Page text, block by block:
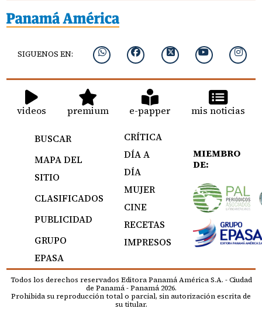
SIGUENOS EN:
videos premium e-papper mis noticias
BUSCAR
MAPA DEL
SITIO
CLASIFICADOS
PUBLICIDAD
GRUPO
EPASA
CRÍTICA
DÍA A
DÍA
MUJER
CINE
RECETAS
IMPRESOS
MIEMBRO
DE:
Todos los derechos reservados Editora Panamá América S.A. - Ciudad
de Panamá - Panamá 2026.
Prohibida su reproducción total o parcial, sin autorización escrita de
su titular.